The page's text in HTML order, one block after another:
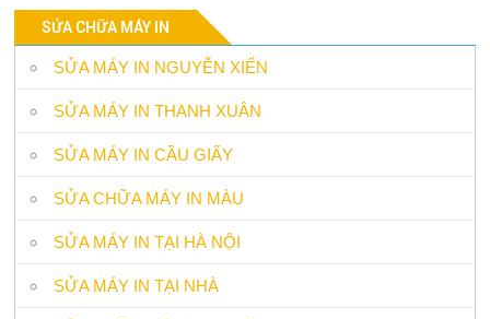
SỬA CHỮA MÁY IN
SỬA MÁY IN NGUYỄN XIỂN
SỬA MÁY IN THANH XUÂN
SỬA MÁY IN CẦU GIẤY
SỬA CHỮA MÁY IN MÀU
SỬA MÁY IN TẠI HÀ NỘI
SỬA MÁY IN TẠI NHÀ